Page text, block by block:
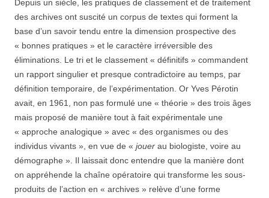
Depuis un siècle, les pratiques de classement et de traitement
des archives ont suscité un corpus de textes qui forment la
base d’un savoir tendu entre la dimension prospective des
« bonnes pratiques » et le caractère irréversible des
éliminations. Le tri et le classement « définitifs » commandent
un rapport singulier et presque contradictoire au temps, par
définition temporaire, de l’expérimentation. Or Yves Pérotin
avait, en 1961, non pas formulé une « théorie » des trois âges
mais proposé de manière tout à fait expérimentale une
« approche analogique » avec « des organismes ou des
individus vivants », en vue de « jouer au biologiste, voire au
démographe ». Il laissait donc entendre que la manière dont
on appréhende la chaîne opératoire qui transforme les sous-
produits de l’action en « archives » relève d’une forme